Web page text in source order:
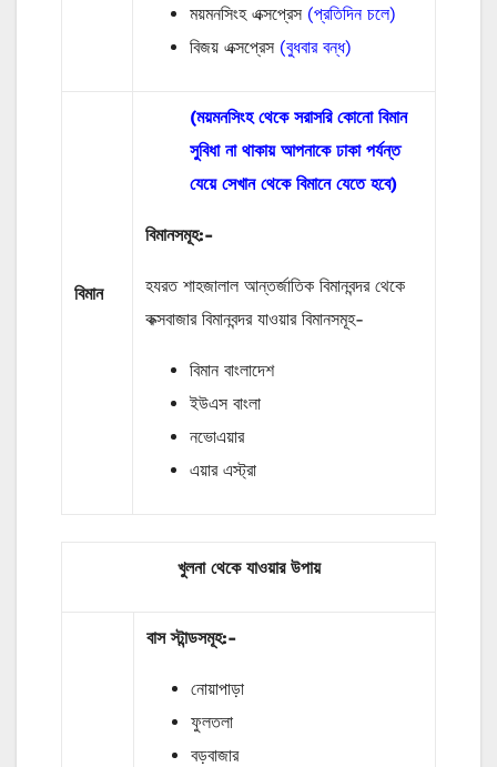
ময়মনসিংহ এক্সপ্রেস (প্রতিদিন চলে)
বিজয় এক্সপ্রেস (বুধবার বন্ধ)
বিমান
(ময়মনসিংহ থেকে সরাসরি কোনো বিমান
সুবিধা না থাকায় আপনাকে ঢাকা পর্যন্ত
যেয়ে সেখান থেকে বিমানে যেতে হবে)
বিমানসমূহ:-
হযরত শাহজালাল আন্তর্জাতিক বিমানবন্দর থেকে
কক্সবাজার বিমানবন্দর যাওয়ার বিমানসমূহ-
বিমান বাংলাদেশ
ইউএস বাংলা
নভোএয়ার
এয়ার এস্ট্রা
খুলনা থেকে যাওয়ার উপায়
বাস স্টান্ডসমূহ:-
নোয়াপাড়া
ফুলতলা
বড়বাজার